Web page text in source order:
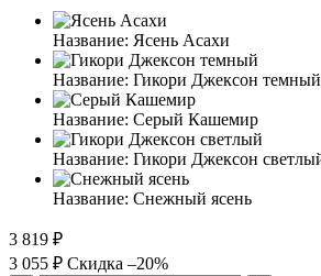
Название: Ясень Асахи
Название: Гикори Джексон темный
Название: Серый Кашемир
Название: Гикори Джексон
Название: Снежный ясень
3 819 ₽
3 055 ₽ Скидка –20%